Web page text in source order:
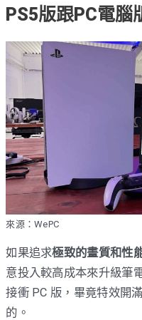
PS5版跟PC電腦
來源：WePC
如果追求極致的畫質和性
意投入較高成本來升級筆
接衝 PC 版，畢竟特效開
的。